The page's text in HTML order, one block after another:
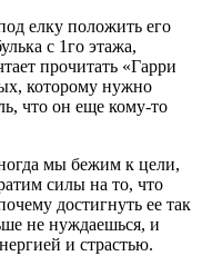
елку положить его
с 1го этажа,
прочитать «Гарри
которому нужно
что он еще кому-то
мы бежим к цели,
силы на то, что
достигнуть ее так
не нуждаешься, и
и страстью.